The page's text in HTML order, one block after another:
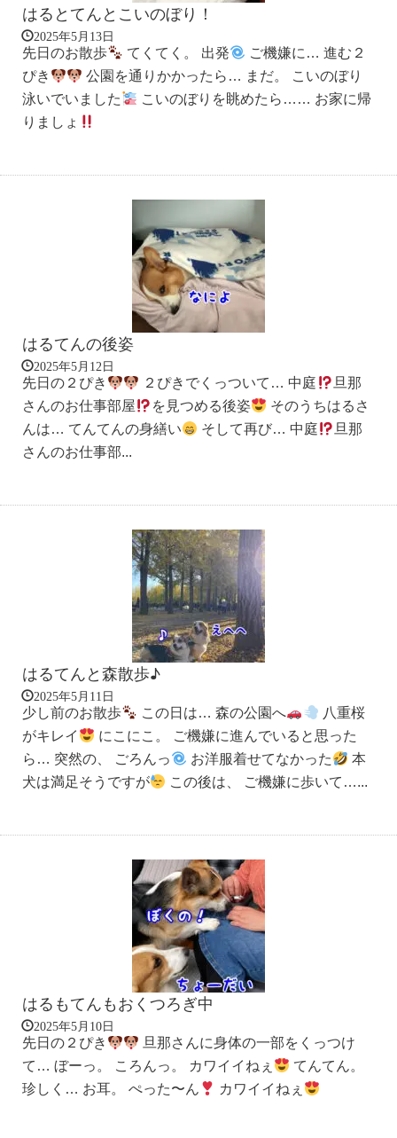
はるとてんとこいのぼり！
2025年5月13日
先日のお散歩 てくてく。 出発
ご機嫌に… 進む２
ぴき
公園を通りかかったら… まだ。 こいのぼり
泳いでいました
こいのぼりを眺めたら…… お家に帰
りましょ
はるてんの後姿
2025年5月12日
先日の２ぴき ２ぴきでくっついて… 中庭
旦那
さんのお仕事部屋
を見つめる後姿
そのうちはるさ
んは… てんてんの身繕い
そして再び… 中庭
旦那
さんのお仕事部...
はるてんと森散歩♪
2025年5月11日
少し前のお散歩 この日は… 森の公園へ
八重桜
がキレイ
にこにこ。 ご機嫌に進んでいると思った
ら… 突然の、 ごろんっ
お洋服着せてなかった
本
犬は満足そうですが
この後は、 ご機嫌に歩いて…...
はるもてんもおくつろぎ中
2025年5月10日
先日の２ぴき
旦那さんに身体の一部をくっつけ
て… ぼーっ。 ころんっ。 カワイイねぇ
てんてん。
珍しく… お耳。 ぺった〜ん
カワイイねぇ